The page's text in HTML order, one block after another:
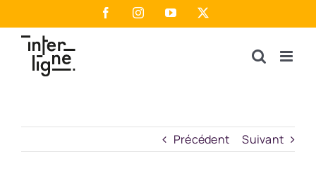
au
contenu
FacebookInstagramYouTube
Précédent Suivant